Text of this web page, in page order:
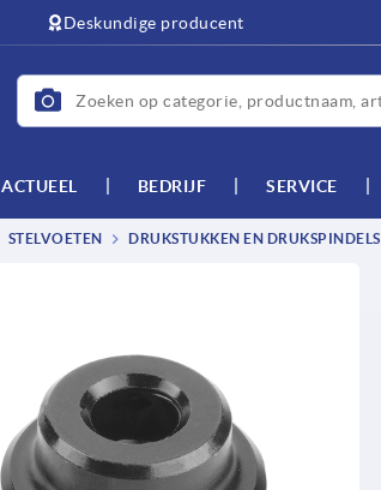
Deskundige producent
ACTUEEL BEDRIJF SERVICE
STELVOETEN DRUKSTUKKEN EN DRUKSPINDELS